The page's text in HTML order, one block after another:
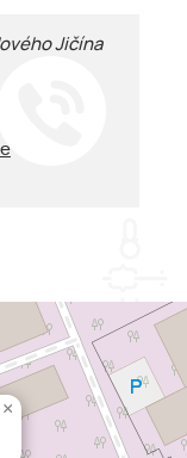
Jičína
×